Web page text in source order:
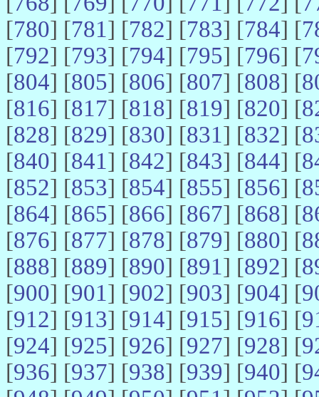
[780] [781] [782] [783] [784] [
[792] [793] [794] [795] [796] [
[804] [805] [806] [807] [808] [
[816] [817] [818] [819] [820] [
[828] [829] [830] [831] [832] [
[840] [841] [842] [843] [844] [
[852] [853] [854] [855] [856] [
[864] [865] [866] [867] [868] [
[876] [877] [878] [879] [880] [
[888] [889] [890] [891] [892] [
[900] [901] [902] [903] [904] [
[912] [913] [914] [915] [916] [
[924] [925] [926] [927] [928] [
[936] [937] [938] [939] [940] [